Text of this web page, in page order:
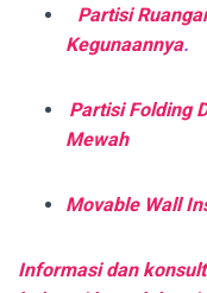
Partisi
Kegunaannya.
Partisi Folding
Mewah
Movable Wall
Informasi dan